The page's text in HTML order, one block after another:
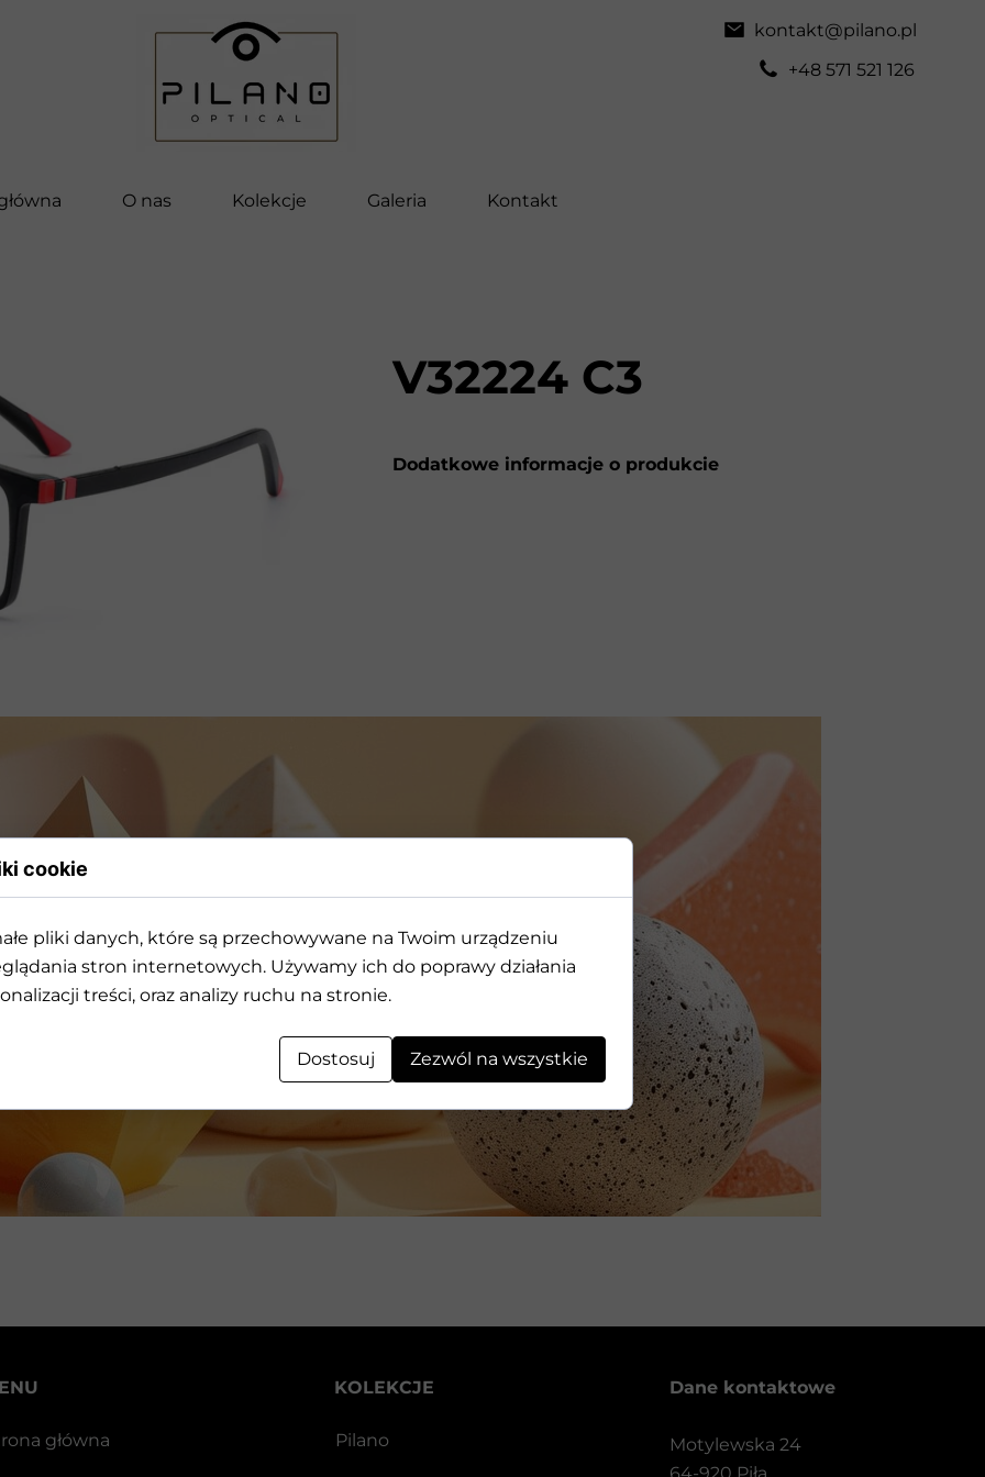
+48 571 521 126
kontakt@pilano.pl
O nas Kolekcje
Clip-On
Przeciwsłoneczne
Galeria Kontakt
geometrii kamienia
Geometryczne kształty 3D wykonane z kamienia
Dodatkowe informacje o produkcie
V32224 C3
KOLEKCJE
Pilano
główna
Dane kontaktowe
Motylewska 24
cookie
pliki danych, które są przechowywane na Twoim urządzeniu
stron internetowych. Używamy ich do poprawy działania
treści, oraz analizy ruchu na stronie.
Dostosuj Zezwól na wszystkie